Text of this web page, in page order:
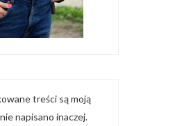
treści są moją
napisano inaczej.